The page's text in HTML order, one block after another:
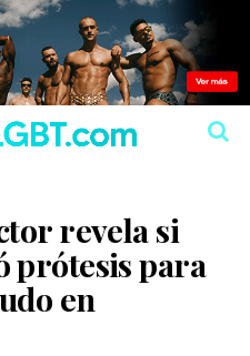
revela si
prótesis para
en